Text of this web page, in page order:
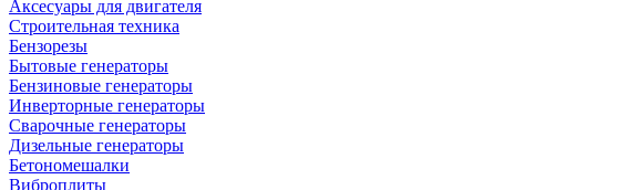
Аксесуары для двигателя
Строительная техника
Бензорезы
Бытовые генераторы
Бензиновые генераторы
Инверторные генераторы
Сварочные генераторы
Дизельные генераторы
Бетономешалки
Виброплиты